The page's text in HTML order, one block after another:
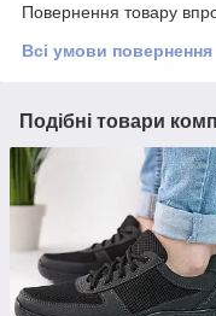
Повернення товару
Всі умови повернення
Подібні товари